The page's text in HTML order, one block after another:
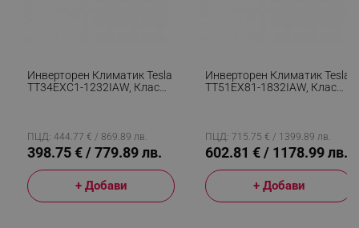
Инверторен Климатик Tesla
TT34EXC1-1232IAW, Клас
Филтър, Бял
ПЦД: 444.77 € / 869.89 лв.
398.75 € / 779.89 лв.
+ Добави
Инверторен Климатик Tesla
TT51EX81-1832IAW, Клас
Филтър, Бял
ПЦД: 715.75 € / 1399.89 лв.
602.81 € / 1178.99 лв.
+ Добави